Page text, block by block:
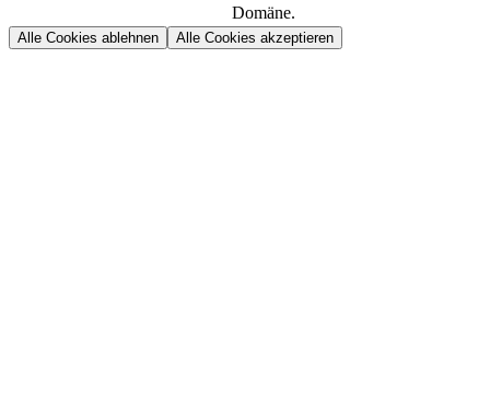
Domäne.
Alle Cookies ablehnen Alle Cookies akzeptieren